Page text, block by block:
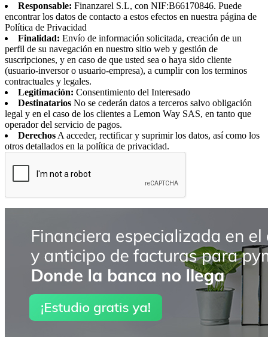
Responsable: Finanzarel S.L, con NIF:B66170846. Puede
encontrar los datos de contacto a estos efectos en nuestra página de
Política de Privacidad
Finalidad: Envío de información solicitada, creación de un
perfil de su navegación en nuestro sitio web y gestión de
suscripciones, y en caso de que usted sea o haya sido cliente
(usuario-inversor o usuario-empresa), a cumplir con los terminos
contractuales y legales.
Legitimación: Consentimiento del Interesado
Destinatarios No se cederán datos a terceros salvo obligación
legal y en el caso de los clientes a Lemon Way SAS, en tanto que
operador del servicio de pagos.
Derechos A acceder, rectificar y suprimir los datos, así como los
otros detallados en la política de privacidad.